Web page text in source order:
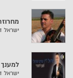
ישראל
ישראל